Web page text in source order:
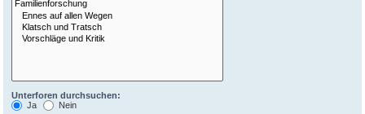
Unterforen durchsuchen:
Ja
Nein